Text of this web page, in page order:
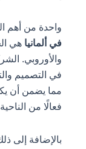
واحدة من أهم
في ألمانياهي
والأوروبي.
في التصميم
مما يضمن أن
فعالًا من
بالإضافة إلى